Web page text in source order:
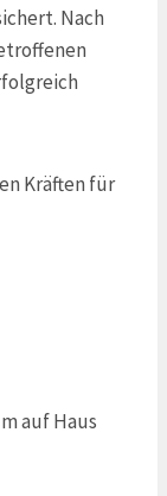
Nach
Kräften für
auf Haus